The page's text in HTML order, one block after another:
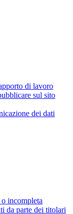
di lavoro
sul sito
dei dati
incompleta
da parte dei titolari